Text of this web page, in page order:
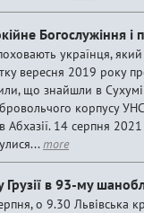
Богослужіння
українця, який
вересня 2019 року
що знайшли в
корпусу
Абхазії. 14 серпня
more
Грузії в 93-му
о 9.30 Львівська